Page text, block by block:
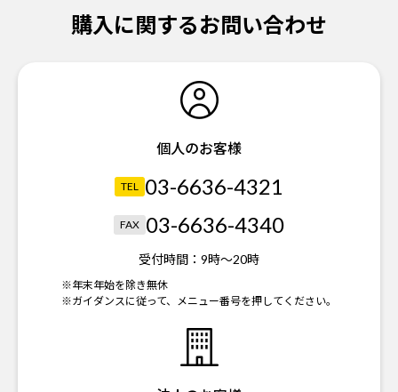
購入に関するお問い合わせ
個人のお客様
TEL 03-6636-4321
FAX 03-6636-4340
受付時間： 9時～20時
※年末年始を除き無休
※ガイダンスに従って、メニュー番号を押してください。